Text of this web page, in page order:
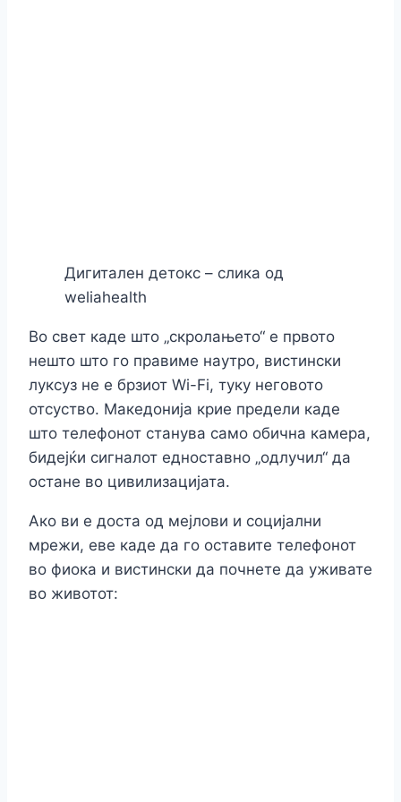
Дигитален детокс – слика од
weliahealth
Во свет каде што „скролањето“ е првото
нешто што го правиме наутро, вистински
луксуз не е брзиот Wi-Fi, туку неговото
отсуство. Македонија крие предели каде
што телефонот станува само обична камера,
бидејќи сигналот едноставно „одлучил“ да
остане во цивилизацијата.
Ако ви е доста од мејлови и социјални
мрежи, еве каде да го оставите телефонот
во фиока и вистински да почнете да уживате
во животот: